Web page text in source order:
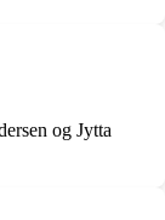
og Jytta